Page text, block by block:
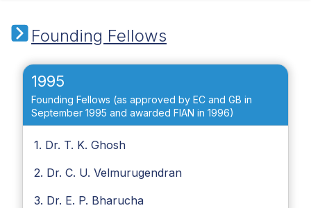
Founding Fellows
1995
Founding Fellows (as approved by EC and GB in
September 1995 and awarded FIAN in 1996)
1. Dr. T. K. Ghosh
2. Dr. C. U. Velmurugendran
3. Dr. E. P. Bharucha